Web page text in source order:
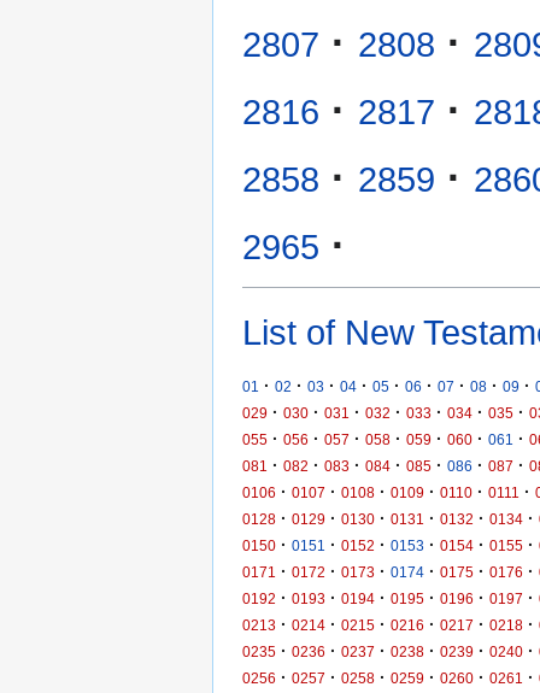
2807 · 2808 ·
2816 · 2817 ·
2858 · 2859 ·
2965 ·
List of New
01 · 02 · 03 · 04 · 05 · 06 · 07 · 08 · 09 ·
029 · 030 · 031 · 032 · 033 · 034 · 035 ·
055 · 056 · 057 · 058 · 059 · 060 · 061 ·
081
· 082 · 083 · 084 · 085 · 086 · 087 ·
0106 · 0107 · 0108 · 0109 · 0110 · 0111 ·
0128 · 0129 · 0130 · 0131 · 0132 · 0134 ·
0150 · 0151 · 0152 · 0153 · 0154 · 0155 ·
0171
· 0172 · 0173 · 0174 · 0175 · 0176 ·
0192 · 0193 · 0194 · 0195 · 0196 · 0197 ·
0213 · 0214 · 0215 · 0216 · 0217 · 0218 ·
0235 · 0236 · 0237 · 0238 · 0239 · 0240 ·
0256 · 0257 · 0258 · 0259 · 0260 · 0261 ·